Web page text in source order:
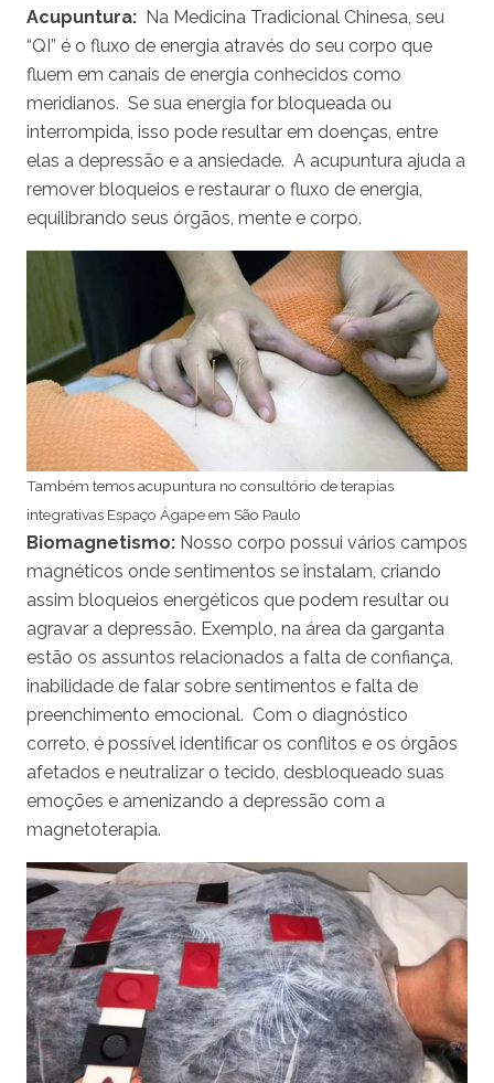
Acupuntura: Na Medicina Tradicional Chinesa, seu
“QI” é o fluxo de energia através do seu corpo que
fluem em canais de energia conhecidos como
meridianos. Se sua energia for bloqueada ou
interrompida, isso pode resultar em doenças, entre
elas a depressão e a ansiedade. A acupuntura ajuda a
remover bloqueios e restaurar o fluxo de energia,
equilibrando seus órgãos, mente e corpo.
Também temos acupuntura no consultório de terapias
integrativas Espaço Ágape em São Paulo
Biomagnetismo: Nosso corpo possui vários campos
magnéticos onde sentimentos se instalam, criando
assim bloqueios energéticos que podem resultar ou
agravar a depressão. Exemplo, na área da garganta
estão os assuntos relacionados a falta de confiança,
inabilidade de falar sobre sentimentos e falta de
preenchimento emocional. Com o diagnóstico
correto, é possível identificar os conflitos e os órgãos
afetados e neutralizar o tecido, desbloqueado suas
emoções e amenizando a depressão com a
magnetoterapia.